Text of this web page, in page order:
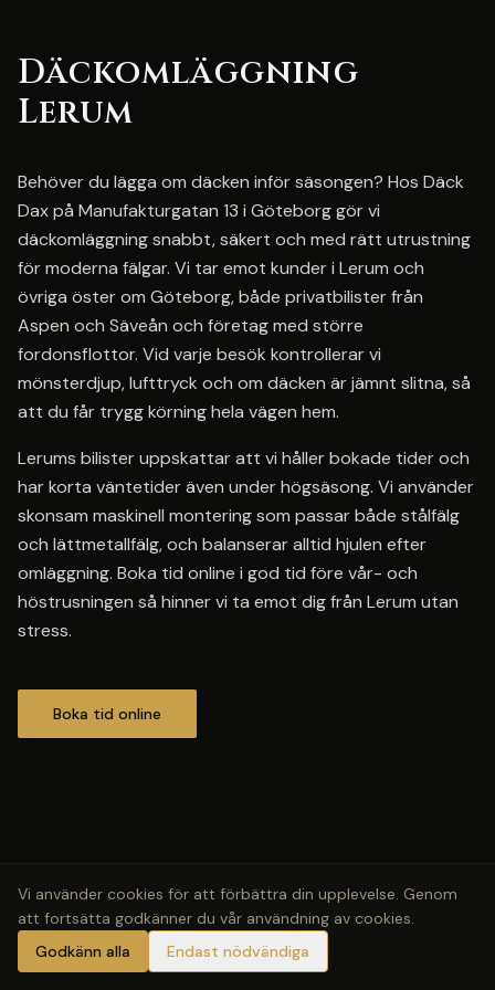
Däckomläggning
Lerum
Behöver du lägga om däcken inför säsongen? Hos Däck
Dax på Manufakturgatan 13 i Göteborg gör vi
däckomläggning snabbt, säkert och med rätt utrustning
för moderna fälgar. Vi tar emot kunder i Lerum och
övriga öster om Göteborg, både privatbilister från
Aspen och Säveån och företag med större
fordonsflottor. Vid varje besök kontrollerar vi
mönsterdjup, lufttryck och om däcken är jämnt slitna, så
att du får trygg körning hela vägen hem.
Lerums bilister uppskattar att vi håller bokade tider och
har korta väntetider även under högsäsong. Vi använder
skonsam maskinell montering som passar både stålfälg
och lättmetallfälg, och balanserar alltid hjulen efter
omläggning. Boka tid online i god tid före vår- och
höstrusningen så hinner vi ta emot dig från Lerum utan
stress.
Boka tid online
Vi använder cookies för att förbättra din upplevelse. Genom
att fortsätta godkänner du vår användning av cookies.
Godkänn alla
Endast nödvändiga